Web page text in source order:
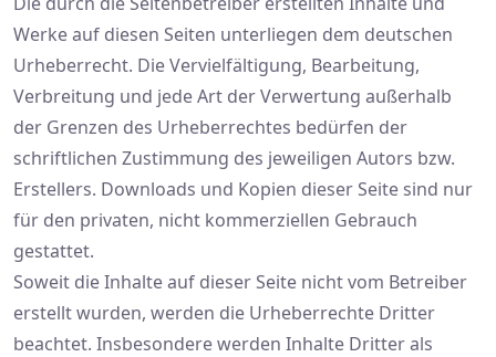
Werke auf diesen Seiten unterliegen dem deutschen
Urheberrecht. Die Vervielfältigung, Bearbeitung,
Verbreitung und jede Art der Verwertung außerhalb
der Grenzen des Urheberrechtes bedürfen der
schriftlichen Zustimmung des jeweiligen Autors bzw.
Erstellers. Downloads und Kopien dieser Seite sind nur
für den privaten, nicht kommerziellen Gebrauch
gestattet.
Soweit die Inhalte auf dieser Seite nicht vom Betreiber
erstellt wurden, werden die Urheberrechte Dritter
beachtet. Insbesondere werden Inhalte Dritter als